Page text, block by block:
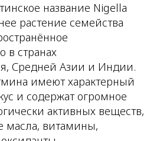
название Nigella
растение семейства
в странах
Средней Азии и Индии.
имеют характерный
и содержат огромное
активных веществ,
масла, витамины,